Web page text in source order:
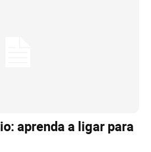
aprenda a ligar para